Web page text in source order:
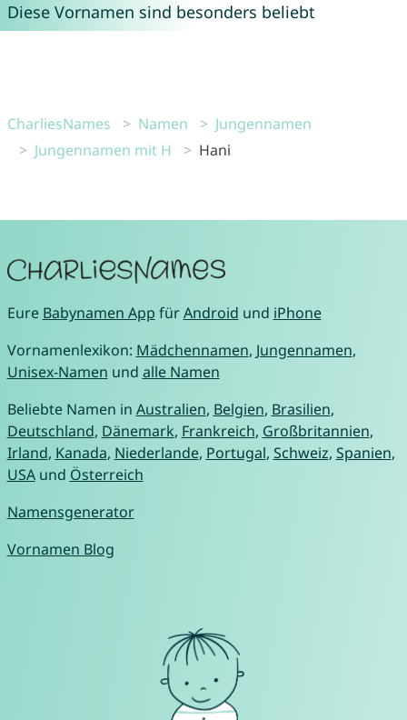
Diese Vornamen sind besonders beliebt
CharliesNames Namen
Jungennamen
Jungennamen mit H
Hani
Eure Babynamen App fürAndroid und iPhone
Vornamenlexikon: Mädchennamen, Jungennamen,
Unisex-Namen und alle Namen
Beliebte Namen in Australien, Belgien, Brasilien,
Deutschland, Dänemark, Frankreich, Großbritannien,
Irland, Kanada, Niederlande, Portugal, Schweiz, Spanien,
USAund Österreich
Namensgenerator
Vornamen Blog